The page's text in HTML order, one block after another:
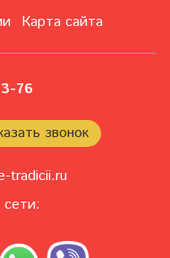
Карта сайта
76
звонок
tradicii.ru